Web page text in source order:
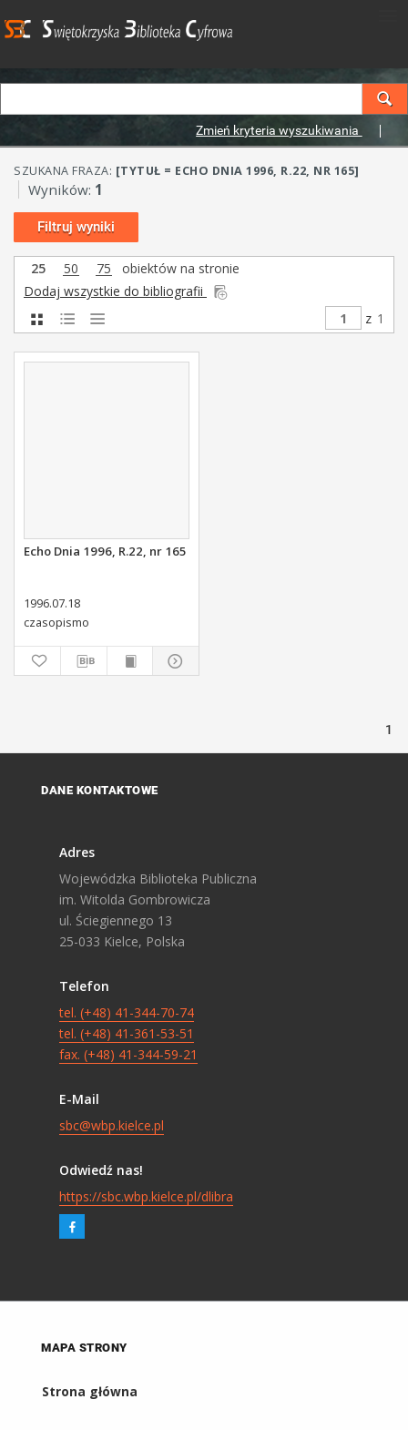
Zmień kryteria wyszukiwania
SZUKANA FRAZA: [TYTUŁ = ECHO DNIA 1996, R.22, NR 165]
Wyników: 1
Filtruj wyniki
25 50 75
obiektów na stronie
Dodaj wszystkie do bibliografii
z 1
Echo Dnia 1996, R.22, nr 165
1996.07.18
czasopismo
1
DANE KONTAKTOWE
Adres
Wojewódzka Biblioteka Publiczna
im. Witolda Gombrowicza
ul. Ściegiennego 13
25-033 Kielce, Polska
Telefon
tel. (+48) 41-344-70-74
tel. (+48) 41-361-53-51
fax. (+48) 41-344-59-21
E-Mail
sbc@wbp.kielce.pl
Odwiedź nas!
https://sbc.wbp.kielce.pl/dlibra
MAPA STRONY
Strona główna